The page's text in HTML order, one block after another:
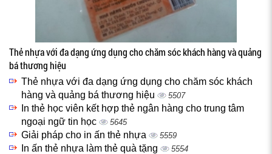
Thẻ nhựa với đa dạng ứng dụng cho chăm sóc khách hàng và quảng
bá thương hiệu
Thẻ nhựa với đa dạng ứng dụng cho chăm sóc khách
hàng và quảng bá thương hiệu
5507
In thẻ học viên kết hợp thẻ ngân hàng cho trung tâm
ngoại ngữ tin học
5645
Giải pháp cho in ấn thẻ nhựa 5559
In ấn thẻ nhựa làm thẻ quà tặng 5554